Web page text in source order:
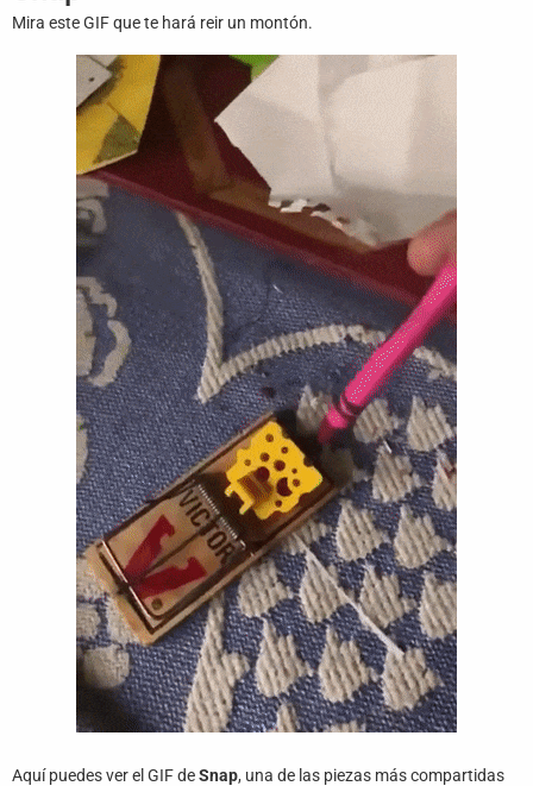
Archivo
Terminos
Condiciones
Política
Cookies
Política
Privacidad
Contáctanos
Mira este GIF que te hará reir un montón.
Aquí puedes ver el GIF deSnap, una de las piezas más compartidas